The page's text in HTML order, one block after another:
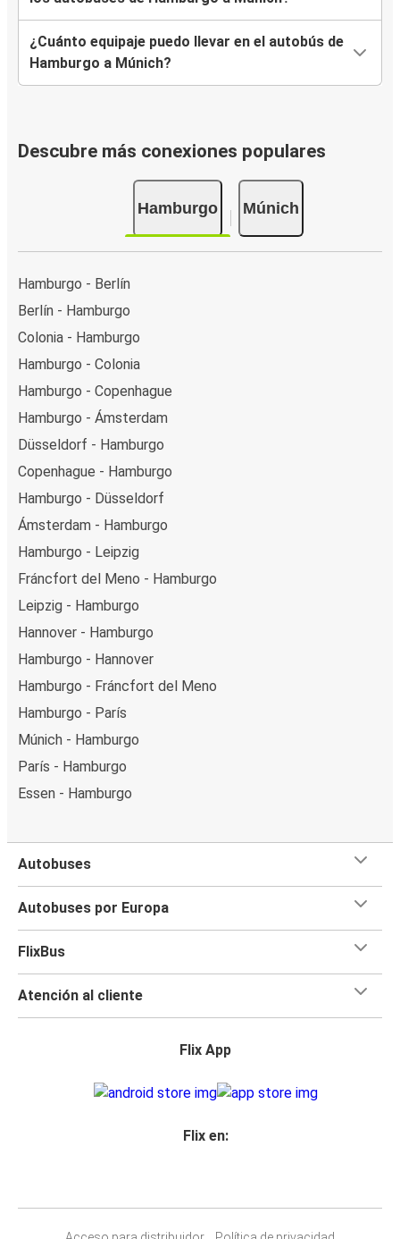
¿Cuánto equipaje puedo llevar en el autobús de
Hamburgo a Múnich?
Descubre más conexiones populares
Hamburgo Múnich
Hamburgo - Berlín
Berlín - Hamburgo
Colonia - Hamburgo
Hamburgo - Colonia
Hamburgo - Copenhague
Hamburgo - Ámsterdam
Düsseldorf - Hamburgo
Copenhague - Hamburgo
Hamburgo - Düsseldorf
Ámsterdam - Hamburgo
Hamburgo - Leipzig
Fráncfort del Meno - Hamburgo
Leipzig - Hamburgo
Hannover - Hamburgo
Hamburgo - Hannover
Hamburgo - Fráncfort del Meno
Hamburgo - París
Múnich - Hamburgo
París - Hamburgo
Essen - Hamburgo
Autobuses
Autobuses por Europa
FlixBus
Atención al cliente
Flix App
Flix en: